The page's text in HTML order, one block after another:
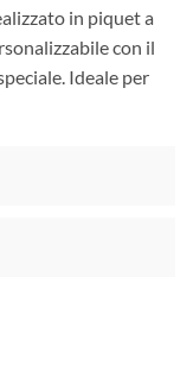
in piquet a
con il
Ideale per